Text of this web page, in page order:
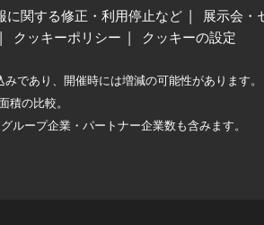
に関する修正・利用停止など 展示会・
クッキーポリシー クッキーの設定
であり、開催時には増減の可能性があります。
の比較。
ープ企業・パートナー企業数も含みます。